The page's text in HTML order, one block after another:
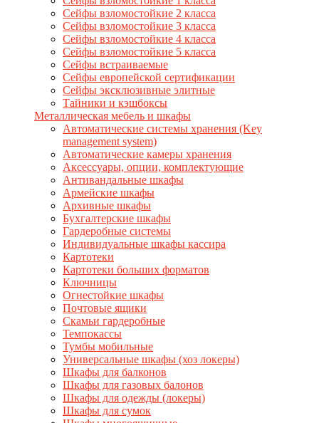
Сейфы взломостойкие 2 класса
Сейфы взломостойкие 3 класса
Сейфы взломостойкие 4 класса
Сейфы взломостойкие 5 класса
Сейфы встраиваемые
Сейфы европейской сертификации
Сейфы эксклюзивные элитные
Тайники и кэшбоксы
Металлическая мебель и шкафы
Автоматические системы хранения (Key
management system)
Автоматические камеры хранения
Аксессуары, опции, комплектующие
Антивандальные шкафы
Армейские шкафы
Архивные шкафы
Бухгалтерские шкафы
Гардеробные системы
Индивидуальные шкафы кассира
Картотеки
Картотеки больших форматов
Ключницы
Огнестойкие шкафы
Почтовые ящики
Скамьи гардеробные
Темпокассы
Тумбы мобильные
Универсальные шкафы (хоз локеры)
Шкафы для балконов
Шкафы для газовых балонов
Шкафы для одежды (локеры)
Шкафы для сумок